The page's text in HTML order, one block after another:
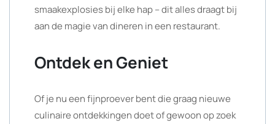
smaakexplosies bij elke hap – dit alles draagt bij
aan de magie van dineren in een restaurant.
Ontdek en Geniet
Of je nu een fijnproever bent die graag nieuwe
culinaire ontdekkingen doet of gewoon op zoek